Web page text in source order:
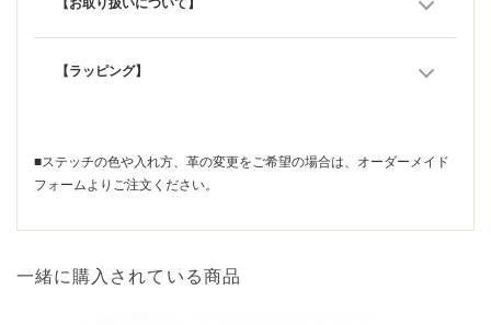
【お取り扱いについて】
【ラッピング】
■ステッチの色や入れ方、革の変更をご希望の場合は、 オーダーメイド
フォームよりご注文ください。
一緒に購入されている商品